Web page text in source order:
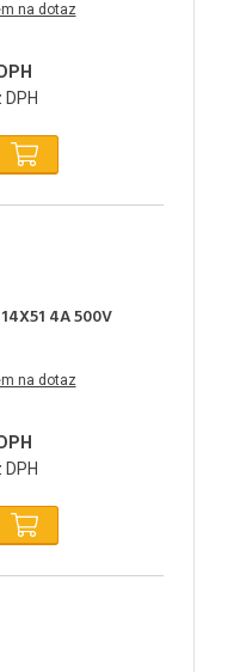
na dotaz
4A 500V
na dotaz